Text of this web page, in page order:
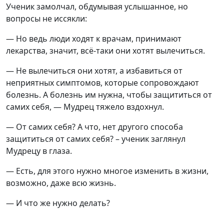
Ученик замолчал, обдумывая услышанное, но
вопросы не иссякли:
— Но ведь люди ходят к врачам, принимают
лекарства, значит, всё-таки они хотят вылечиться.
— Не вылечиться они хотят, а избавиться от
неприятных симптомов, которые сопровождают
болезнь. А болезнь им нужна, чтобы защититься от
самих себя, — Мудрец тяжело вздохнул.
— От самих себя? А что, нет другого способа
защититься от самих себя? – ученик заглянул
Мудрецу в глаза.
— Есть, для этого нужно многое изменить в жизни,
возможно, даже всю жизнь.
— И что же нужно делать?